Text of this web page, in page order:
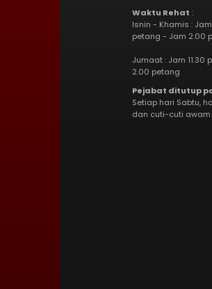
Waktu Rehat :
Isnin - Khamis : Jam
petang - Jam 2.00
Jumaat : Jam 11.30
2.00 petang
Pejabat ditutup
Setiap hari Sabtu,
dan cuti-cuti awam